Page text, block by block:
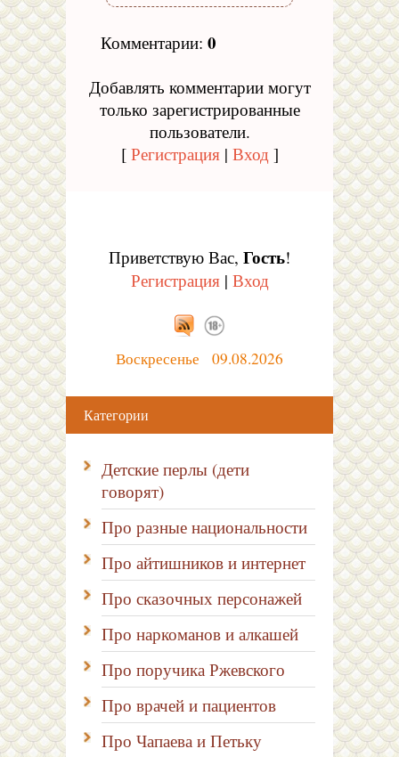
Комментарии: 0
Добавлять комментарии могут
только зарегистрированные
пользователи.
[ Регистрация| Вход ]
Приветствую Вас, Гость!
Регистрация| Вход
Воскресенье 09.08.2026
Категории
Детские перлы (дети
говорят)
Про разные национальности
Про айтишников и интернет
Про сказочных персонажей
Про наркоманов и алкашей
Про поручика Ржевского
Про врачей и пациентов
Про Чапаева и Петьку